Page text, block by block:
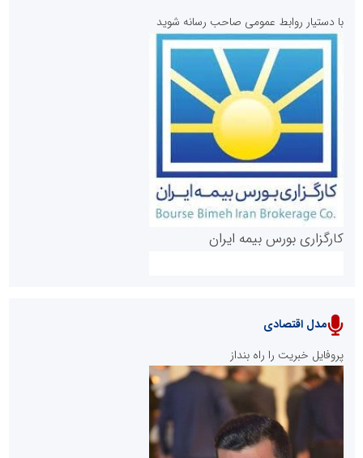
روابط عمومی خبرگزاری گزارش خبر
پایگاه خبری نهضت ملی مسکن
با دستیار روابط عمومی صاحب رسانه شوید
کارگزاری بورس بیمه ایران
مدل اقتصادی
پروفایل خبریت را راه بنداز